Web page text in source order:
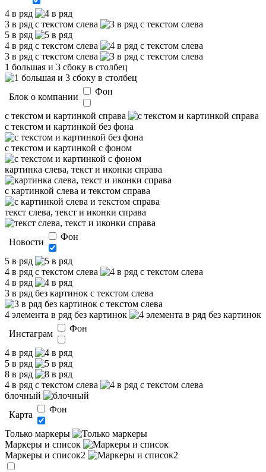
4 в ряд
3 в ряд с текстом слева
5 в ряд
4 в ряд с текстом слева
3 в ряд с текстом слева
1 большая и 3 сбоку в столбец
Блок о компании
Фон
с текстом и картинкой справа
с текстом и картинкой без фона
с текстом и картинкой с фоном
картинка слева, текст и иконки справа
с картинкой слева и текстом справа
текст слева, текст и иконки справа
Новости
Фон
5 в ряд
4 в ряд с текстом слева
4 в ряд
3 в ряд без картинок с текстом слева
4 элемента в ряд без картинок
Инстаграм
Фон
4 в ряд
5 в ряд
8 в ряд
4 в ряд с текстом слева
блочный
Карта
Фон
Только маркеры
Маркеры и список
Маркеры и список2